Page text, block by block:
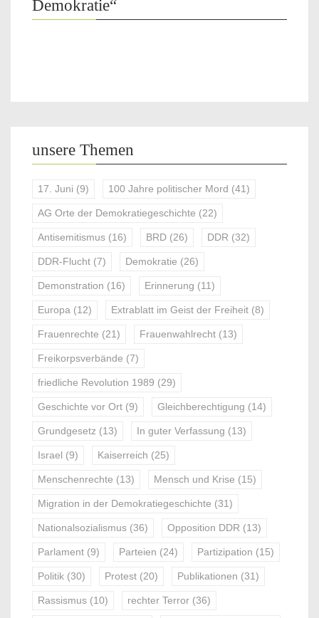
Demokratie“
unsere Themen
17. Juni (9) 100 Jahre politischer Mord (41)
AG Orte der Demokratiegeschichte (22)
Antisemitismus (16) BRD (26) DDR (32)
DDR-Flucht (7) Demokratie (26)
Demonstration (16) Erinnerung (11)
Europa (12) Extrablatt im Geist der Freiheit (8)
Frauenrechte (21) Frauenwahlrecht (13)
Freikorpsverbände (7)
friedliche Revolution 1989 (29)
Geschichte vor Ort (9) Gleichberechtigung (14)
Grundgesetz (13) In guter Verfassung (13)
Israel (9) Kaiserreich (25)
Menschenrechte (13) Mensch und Krise (15)
Migration in der Demokratiegeschichte (31)
Nationalsozialismus (36) Opposition DDR (13)
Parlament (9) Parteien (24) Partizipation (15)
Politik (30) Protest (20) Publikationen (31)
Rassismus (10) rechter Terror (36)